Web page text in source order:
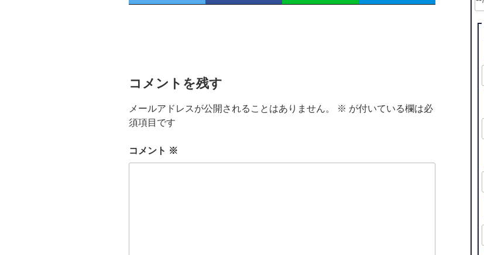
コメントを残す
メールアドレスが公開されることはありません。 ※ が付いている欄は必
須項目です
コメント ※